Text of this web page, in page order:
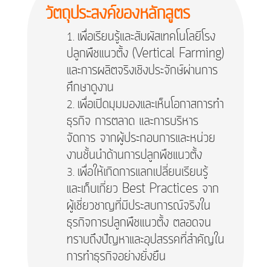
วัตถุประสงค์ของหลักสูตร
เพื่อเรียนรู้และสัมผัสเทคโนโลยีโรง
ปลูกพืชแนวตั้ง (Vertical Farming)
และการผลิตจริงเชิงประจักษ์ผ่านการ
ศึกษาดูงาน
เพื่อเปิดมุมมองและเห็นโอกาสการทำ
ธุรกิจ การตลาด และการบริหาร
จัดการ จากผู้ประกอบการและหน่วย
งานชั้นนำด้านการปลูกพืชแนวตั้ง
เพื่อให้เกิดการแลกเปลี่ยนเรียนรู้
และเก็บเกี่ยว Best Practices จาก
ผู้เชี่ยวชาญที่มีประสบการณ์จริงใน
ธุรกิจการปลูกพืชแนวตั้ง ตลอดจน
ทราบถึงปัญหาและอุปสรรคที่สำคัญใน
การทำธุรกิจอย่างยั่งยืน